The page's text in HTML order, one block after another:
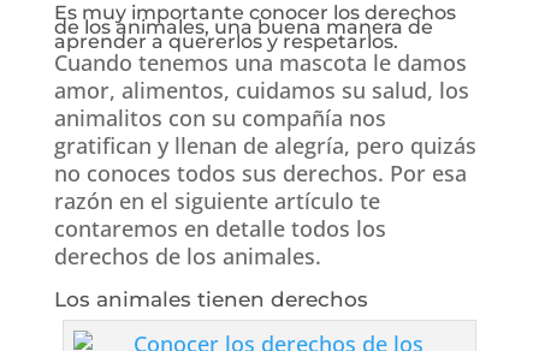
Es muy importante conocer los derechos
de los animales, una buena manera de
aprender a quererlos y respetarlos.
Cuando tenemos una mascota le damos
amor, alimentos, cuidamos su salud, los
animalitos con su compañía nos
gratifican y llenan de alegría, pero quizás
no conoces todos sus derechos. Por esa
razón en el siguiente artículo te
contaremos en detalle todos los
derechos de los animales.
Los animales tienen derechos